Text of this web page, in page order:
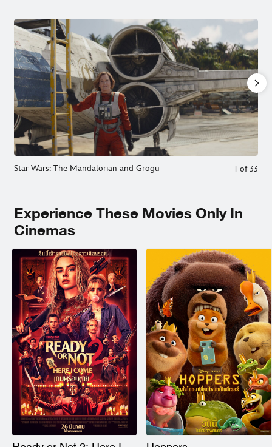
Star Wars: The Mandalorian and Grogu 1 of 33
Experience These Movies Only In
Cinemas